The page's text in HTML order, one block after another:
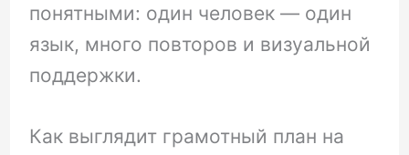
понятными: один человек — один
язык, много повторов и визуальной
поддержки.
Как выглядит грамотный план на